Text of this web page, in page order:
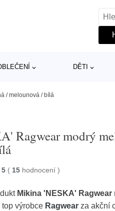
DĚTI
/ melounová / bílá
Ragwear modrý
5 ( 15 hodnocení)
Mikina 'NESKA'
top výrobce Ragwear za akční